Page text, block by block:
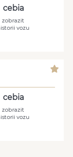
cebia
zobrazit
vozu
cebia
zobrazit
vozu